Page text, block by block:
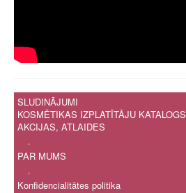
SLUDINĀJUMI
KOSMĒTIKAS IZPLATĪTĀJU KATALOGS
AKCIJAS, ATLAIDES
.
PAR MUMS
.
Konfidencialitātes politika